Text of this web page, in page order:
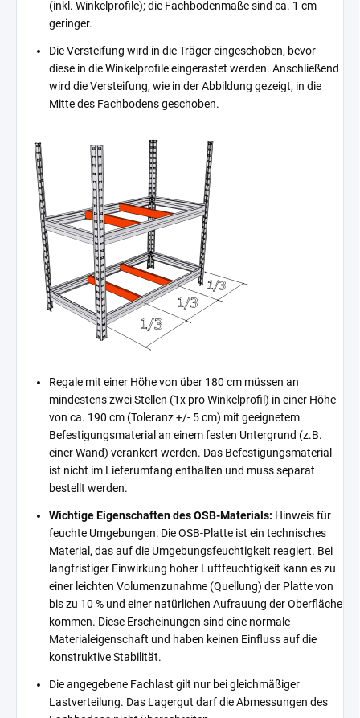
(inkl. Winkelprofile); die Fachbodenmaße sind ca. 1 cm
geringer.
Die Versteifung wird in die Träger eingeschoben, bevor
diese in die Winkelprofile eingerastet werden. Anschließend
wird die Versteifung, wie in der Abbildung gezeigt, in die
Mitte des Fachbodens geschoben.
Regale mit einer Höhe von über 180 cm müssen an
mindestens zwei Stellen (1x pro Winkelprofil) in einer Höhe
von ca. 190 cm (Toleranz +/- 5 cm) mit geeignetem
Befestigungsmaterial an einem festen Untergrund (z.B.
einer Wand) verankert werden. Das Befestigungsmaterial
ist nicht im Lieferumfang enthalten und muss separat
bestellt werden.
Wichtige Eigenschaften des OSB-Materials: Hinweis für
feuchte Umgebungen: Die OSB-Platte ist ein technisches
Material, das auf die Umgebungsfeuchtigkeit reagiert. Bei
langfristiger Einwirkung hoher Luftfeuchtigkeit kann es zu
einer leichten Volumenzunahme (Quellung) der Platte von
bis zu 10 % und einer natürlichen Aufrauung der Oberfläche
kommen. Diese Erscheinungen sind eine normale
Materialeigenschaft und haben keinen Einfluss auf die
konstruktive Stabilität.
Die angegebene Fachlast gilt nur bei gleichmäßiger
Lastverteilung. Das Lagergut darf die Abmessungen des